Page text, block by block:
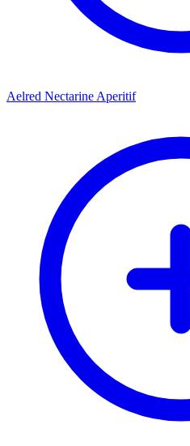
Aelred Nectarine Aperitif